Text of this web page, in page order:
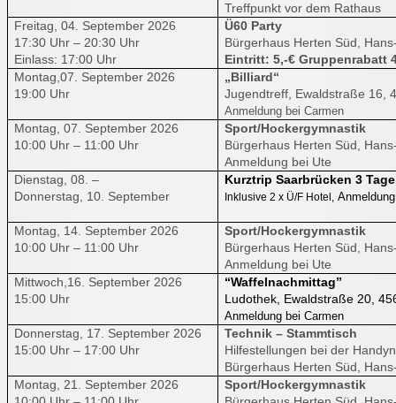
Treffpunkt vor dem Rathaus
Freitag, 04. September 2026
17:30 Uhr – 20:30 Uhr
Einlass: 17:00 Uhr
Ü60 Party
Bürgerhaus Herten Süd,
Eintritt: 5,-€ Gruppenrabatt
Montag,07. September 2026
19:00 Uhr
„Billiard“
Jugendtreff, Ewaldstraße 16,
Anmeldung bei Carmen
Montag, 07. September 2026
10:00 Uhr – 11:00 Uhr
Sport/Hockergymnastik
Bürgerhaus Herten Süd,
Anmeldung bei Ute
Dienstag, 08. –
Donnerstag, 10. September
Kurztrip Saarbrücken 3
Inklusive 2 x Ü/F Hotel,
Montag, 14. September 2026
10:00 Uhr – 11:00 Uhr
Sport/Hockergymnastik
Bürgerhaus Herten Süd,
Anmeldung bei Ute
Mittwoch,16. September 2026
15:00 Uhr
“Waffelnachmittag”
Ludothek, Ewaldstraße 20,
Anmeldung bei Carmen
Donnerstag, 17. September 2026
15:00 Uhr – 17:00 Uhr
Technik – Stammtisch
Hilfestellungen bei der
Bürgerhaus Herten Süd,
Montag, 21. September 2026
Sport/Hockergymnastik